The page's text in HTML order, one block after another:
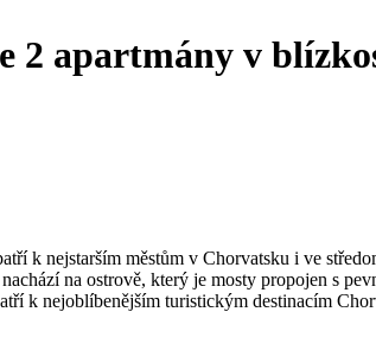
2 apartmány v
k nejstarším městům v Chorvatsku i ve
na ostrově, který je mosty propojen s
k nejoblíbenějším turistickým destinacím